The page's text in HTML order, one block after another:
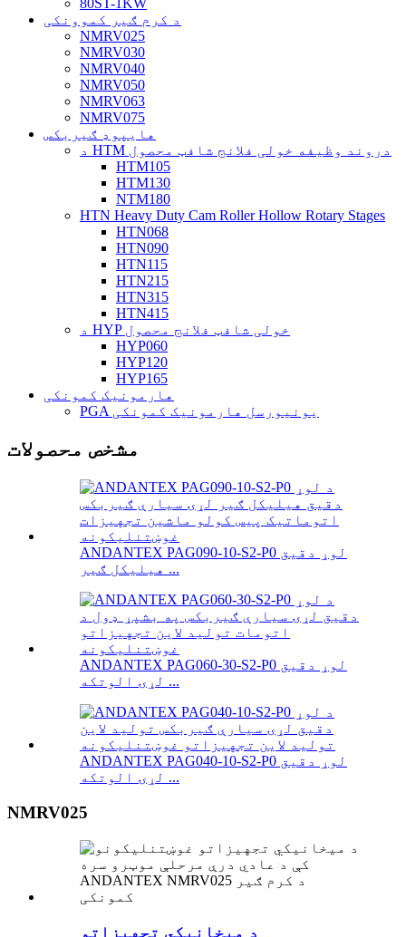
د کرم ګیر کموونکی
NMRV025
NMRV030
NMRV040
NMRV050
NMRV063
NMRV075
هایپوډ ګیربکس
د HTM دروند وظیفه خولی فلانج شافټ محصول
HTM105
HTM130
NTM180
HTN Heavy Duty Cam Roller Hollow Rotary Stages
HTN068
HTN090
HTN115
HTN215
HTN315
HTN415
د HYP خولی شافټ فلانج محصول
HYP060
HYP120
HYP165
هارمونیک کمونکی
PGA یونیورسل هارمونیک کمونکی
مشخص محصولات
ANDANTEX PAG090-10-S2-P0 لوړ دقیق
هیلیکل ګیر ...
ANDANTEX PAG060-30-S2-P0 لوړ دقیق
لړۍ الوتکه ...
ANDANTEX PAG040-10-S2-P0 لوړ دقیق
لړۍ الوتکه ...
NMRV025
د میخانیکي تجهیزاتو